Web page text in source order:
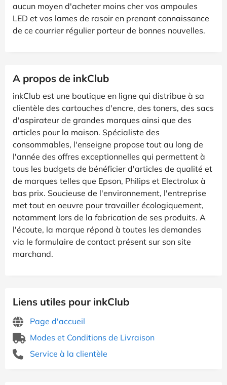
aucun moyen d'acheter moins cher vos ampoules
LED et vos lames de rasoir en prenant connaissance
de ce courrier régulier porteur de bonnes nouvelles.
A propos de inkClub
inkClub est une boutique en ligne qui distribue à sa
clientèle des cartouches d'encre, des toners, des sacs
d'aspirateur de grandes marques ainsi que des
articles pour la maison. Spécialiste des
consommables, l'enseigne propose tout au long de
l'année des offres exceptionnelles qui permettent à
tous les budgets de bénéficier d'articles de qualité et
de marques telles que Epson, Philips et Electrolux à
bas prix. Soucieuse de l'environnement, l'entreprise
met tout en oeuvre pour travailler écologiquement,
notamment lors de la fabrication de ses produits. A
l'écoute, la marque répond à toutes les demandes
via le formulaire de contact présent sur son site
marchand.
Liens utiles pour inkClub
Page d'accueil
Modes et Conditions de Livraison
Service à la clientèle